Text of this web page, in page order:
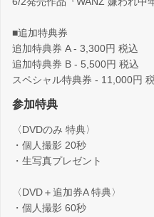
■追加特典券
追加特典券 A - 3,300円 税込
追加特典券 B - 5,500円 税込
スペシャル特典券 - 11,000円
参加特典
〈DVDのみ 特典〉
・個人撮影 20秒
・生写真プレゼント
〈DVD＋追加券A 特典〉
・個人撮影 60秒